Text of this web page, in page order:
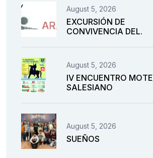
August 5, 2026
EXCURSIÓN DE
CONVIVENCIA DEL.
August 5, 2026
IV ENCUENTRO
SALESIANO
August 5, 2026
SUEÑOS